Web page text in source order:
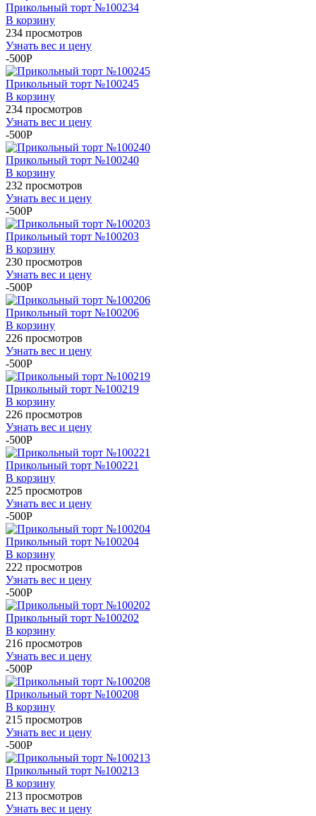
Прикольный торт №100234
В корзину
234 просмотров
Узнать вес и цену
-500P
Прикольный торт №100245
В корзину
234 просмотров
Узнать вес и цену
-500P
Прикольный торт №100240
В корзину
232 просмотров
Узнать вес и цену
-500P
Прикольный торт №100203
В корзину
230 просмотров
Узнать вес и цену
-500P
Прикольный торт №100206
В корзину
226 просмотров
Узнать вес и цену
-500P
Прикольный торт №100219
В корзину
226 просмотров
Узнать вес и цену
-500P
Прикольный торт №100221
В корзину
225 просмотров
Узнать вес и цену
-500P
Прикольный торт №100204
В корзину
222 просмотров
Узнать вес и цену
-500P
Прикольный торт №100202
В корзину
216 просмотров
Узнать вес и цену
-500P
Прикольный торт №100208
В корзину
215 просмотров
Узнать вес и цену
-500P
Прикольный торт №100213
В корзину
213 просмотров
Узнать вес и цену